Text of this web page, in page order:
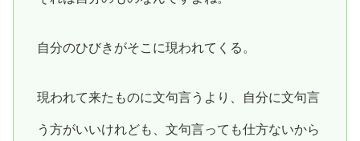
自分のひびきがそこに現われてくる。
現われて来たものに文句言うより、自分に文句言
う方がいいけれども、文句言っても仕方ないから